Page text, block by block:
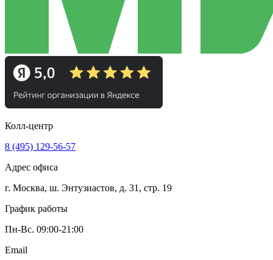
Колл-центр
8 (495) 129-56-57
Адрес офиса
г. Москва, ш. Энтузиастов, д. 31, стр. 19
График работы
Пн-Вс. 09:00-21:00
Email